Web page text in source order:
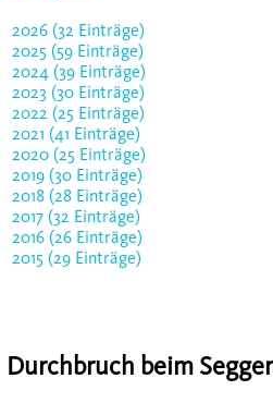
2026 (32 Einträge)
2025 (59 Einträge)
2024 (39 Einträge)
2023 (30 Einträge)
2022 (25 Einträge)
2021 (41 Einträge)
2020 (25 Einträge)
2019 (30 Einträge)
2018 (28 Einträge)
2017 (32 Einträge)
2016 (26 Einträge)
2015 (29 Einträge)
Durchbruch beim